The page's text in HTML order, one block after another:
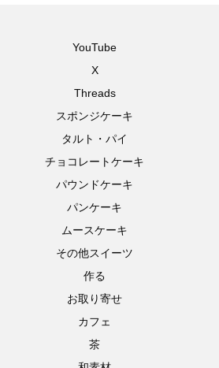
YouTube
X
Threads
スポンジケーキ
タルト・パイ
チョコレートケーキ
パウンドケーキ
パンケーキ
ムースケーキ
その他スイーツ
作る
お取り寄せ
カフェ
茶